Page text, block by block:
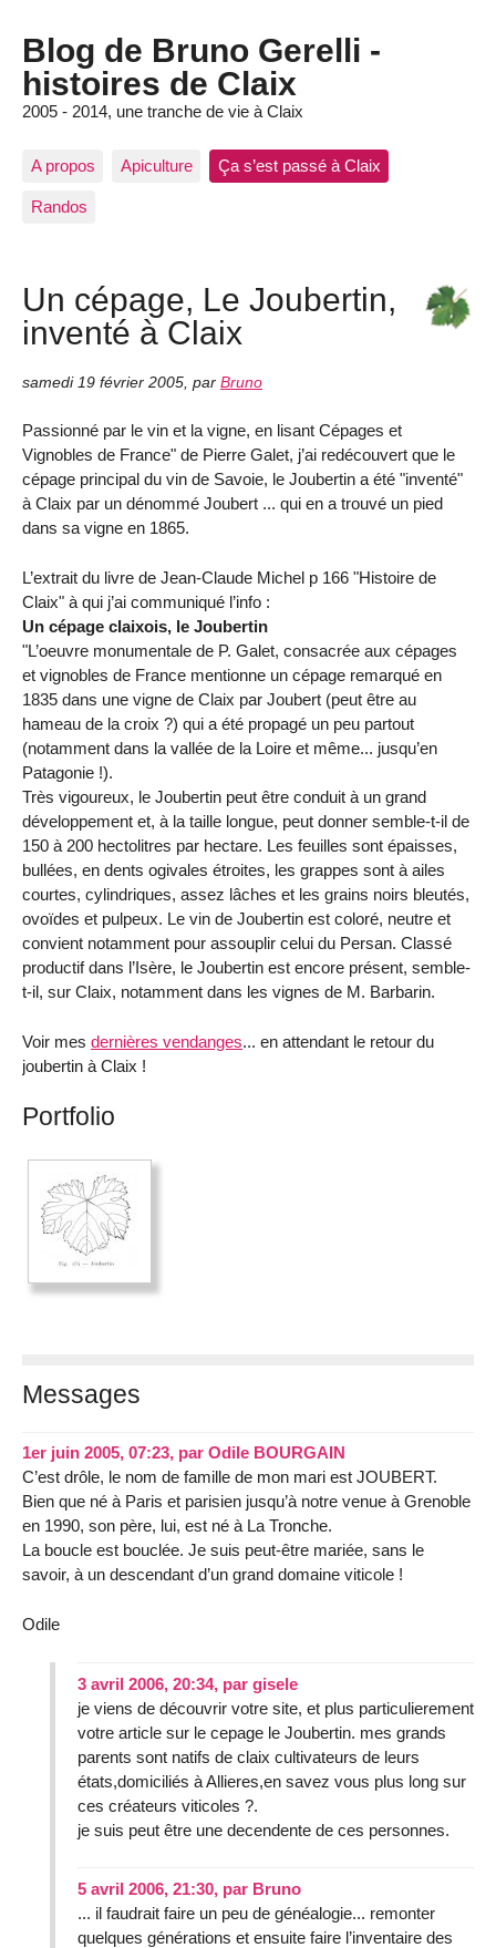
Blog de Bruno Gerelli -
histoires de Claix
2005 - 2014, une tranche de vie à Claix
A propos Apiculture Ça s’est passé à Claix
Randos
Un cépage, Le Joubertin,
inventé à Claix
samedi 19 février 2005 par Bruno
Passionné par le vin et la vigne, en lisant Cépages et
Vignobles de France" de Pierre Galet, j’ai redécouvert que le
cépage principal du vin de Savoie, le Joubertin a été "inventé"
à Claix par un dénommé Joubert ... qui en a trouvé un pied
dans sa vigne en 1865.
L’extrait du livre de Jean-Claude Michel p 166 "Histoire de
Claix" à qui j’ai communiqué l’info :
Un cépage claixois, le Joubertin
"L’oeuvre monumentale de P. Galet, consacrée aux cépages
et vignobles de France mentionne un cépage remarqué en
1835 dans une vigne de Claix par Joubert (peut être au
hameau de la croix ?) qui a été propagé un peu partout
(notamment dans la vallée de la Loire et même... jusqu’en
Patagonie !).
Très vigoureux, le Joubertin peut être conduit à un grand
développement et, à la taille longue, peut donner semble-t-il de
150 à 200 hectolitres par hectare. Les feuilles sont épaisses,
bullées, en dents ogivales étroites, les grappes sont à ailes
courtes, cylindriques, assez lâches et les grains noirs bleutés,
ovoïdes et pulpeux. Le vin de Joubertin est coloré, neutre et
convient notamment pour assouplir celui du Persan. Classé
productif dans l’Isère, le Joubertin est encore présent, semble-
t-il, sur Claix, notamment dans les vignes de M. Barbarin.
Voir mes dernières vendanges... en attendant le retour du
joubertin à Claix !
Portfolio
Messages
1er juin 2005, 07:23, par Odile BOURGAIN
C’est drôle, le nom de famille de mon mari est JOUBERT.
Bien que né à Paris et parisien jusqu’à notre venue à Grenoble
en 1990, son père, lui, est né à La Tronche.
La boucle est bouclée. Je suis peut-être mariée, sans le
savoir, à un descendant d’un grand domaine viticole !
Odile
3 avril 2006, 20:34, par gisele
je viens de découvrir votre site, et plus particulierement
votre article sur le cepage le Joubertin. mes grands
parents sont natifs de claix cultivateurs de leurs
états,domiciliés à Allieres,en savez vous plus long sur
ces créateurs viticoles ?.
je suis peut être une decendente de ces personnes.
5 avril 2006, 21:30, par Bruno
... il faudrait faire un peu de généalogie... remonter
quelques générations et ensuite faire l’inventaire des